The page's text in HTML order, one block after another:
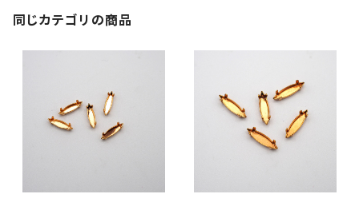
同じカテゴリの商品